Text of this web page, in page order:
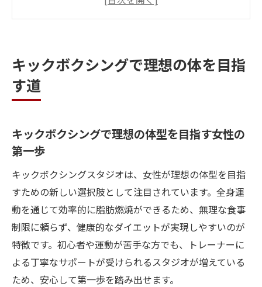
クシング活用術
運動不足解消に最適なキックボクシングの
女性が安心して始めるスタジオ選び方
ポイント
初心者が安心できるサポート体制のキック
ボクシング環境
キックボクシング女性トレーナーがいるス
タジオの魅力
危険を避ける女性向けキックボクシングス
キックボクシングで理想の体を目指
す道
キックボクシングで理想の体型を目指す女性の
第一歩
キックボクシングスタジオは、女性が理想の体型を目指
すための新しい選択肢として注目されています。全身運
動を通じて効率的に脂肪燃焼ができるため、無理な食事
制限に頼らず、健康的なダイエットが実現しやすいのが
特徴です。初心者や運動が苦手な方でも、トレーナーに
よる丁寧なサポートが受けられるスタジオが増えている
ため、安心して第一歩を踏み出せます。